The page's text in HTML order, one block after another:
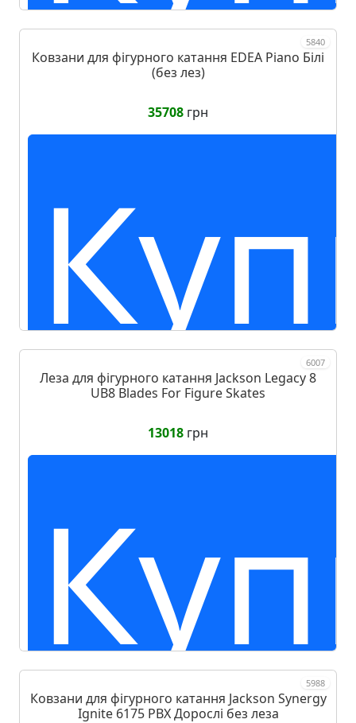
5840
Ковзани для фігурного катання EDEA Piano Білі
(без лез)
35708 грн
6007
Леза для фігурного катання Jackson Legacy 8
UB8 Blades For Figure Skates
13018 грн
5988
Ковзани для фігурного катання Jackson Synergy
Ignite 6175 PBX Дорослі без леза